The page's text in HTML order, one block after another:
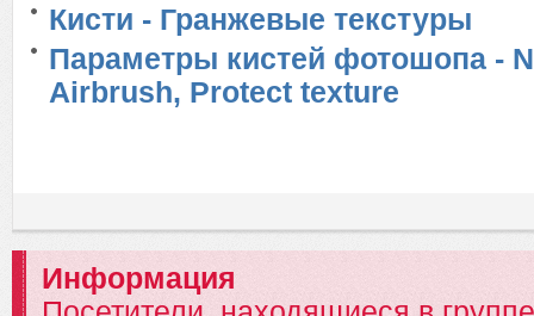
Кисти - Гранжевые текстуры
Параметры кистей фотошопа -
Airbrush, Protect texture
Информация